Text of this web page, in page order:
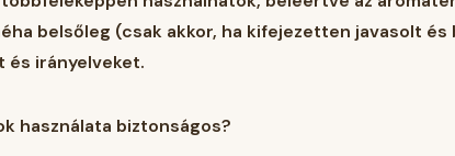
belsőleg (csak akkor, ha kifejezetten javasolt
és irányelveket.
használata biztonságos?